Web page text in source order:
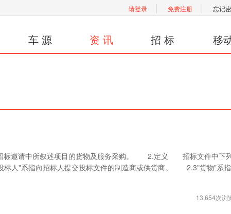
请登录 免费注册 忘记
车 源 资 讯 招 标 移
请中所叙述项目的货物及服务采购。 2.定义 招标文件中下
"系指向招标人提交投标文件的制造商或供货商。 2.3"货物"系
13,654次浏